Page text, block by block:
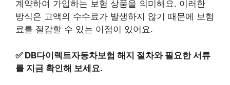
계약하여 가입하는 보험 상품을 의미해요. 이러한
방식은 고액의 수수료가 발생하지 않기 때문에 보험
료를 절감할 수 있는 이점이 있어요.
✅ DB다이렉트자동차보험 해지 절차와 필요한 서류
를 지금 확인해 보세요.